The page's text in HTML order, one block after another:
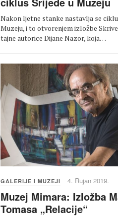
Nakon ljetne stanke nastavlja se
Muzeju, i to otvorenjem izložbe
tajne autorice Dijane Nazor, koja…
GALERIJE I MUZEJI 4. Rujan 2019.
Muzej Mimara: Izložba
Tomasa „Relacije“